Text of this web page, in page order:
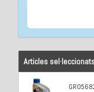
Articles